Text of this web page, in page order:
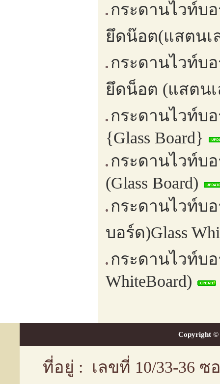
กระดานไวท์บ
ยึดน๊อต(แสตนเ
กระดานไวท์บ
ยึดน็อต (แสตนเ
กระดานไวท์บ
{Glass Board}
กระดานไวท์บ
(Glass Board)
กระดานไวท์บ
บอร์ด)Glass
กระดานไวท์บ
WhiteBoard)
Copyright ©
ที่อยู่ : เลขที่ 10/33-36